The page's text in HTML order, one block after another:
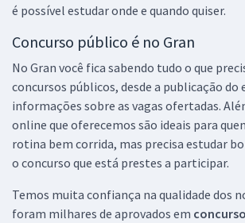
é possível estudar onde e quando quiser.
Concurso público é no Gran
No Gran você fica sabendo tudo o que
concursos públicos, desde a publicação do
informações sobre as vagas ofertadas.
online que oferecemos são ideais para
rotina bem corrida, mas precisa estudar
o concurso que está prestes a participar.
Temos muita confiança na qualidade dos
foram milhares de aprovados em